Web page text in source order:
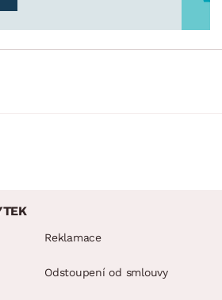
Reklamace
Odstoupení od smlouvy